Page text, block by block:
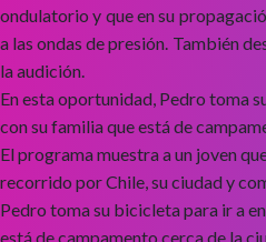
ondulatorio y que en su
a las ondas de presión. También
la audición.
En esta oportunidad, Pedro toma
con su familia que está de
El programa muestra a un joven
recorrido por Chile, su ciudad y
Pedro toma su bicicleta para ir a
está de campamento cerca de la